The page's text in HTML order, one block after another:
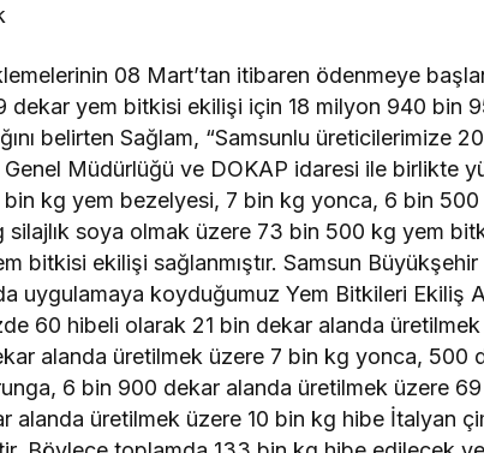
08 Mart’tan itibaren ödenmeye
dekar yem bitkisi ekilişi için 18 milyon 940 bin
belirten Sağlam, “Samsunlu üreticilerimize
Genel Müdürlüğü ve DOKAP idaresi ile birlikte
bin kg yem bezelyesi, 7 bin kg yonca, 6 bin
silajlık soya olmak üzere 73 bin 500 kg yem
bitkisi ekilişi sağlanmıştır. Samsun
uygulamaya koyduğumuz Yem Bitkileri Ekiliş
60 hibeli olarak 21 bin dekar alanda
alanda üretilmek üzere 7 bin kg yonca, 500
6 bin 900 dekar alanda üretilmek üzere
alanda üretilmek üzere 10 bin kg hibe İtalyan